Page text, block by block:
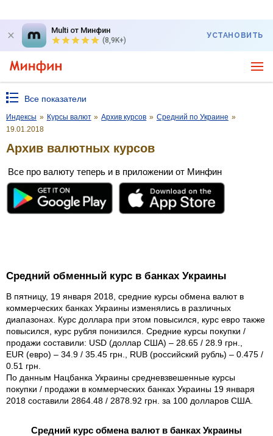
Multi от Минфин
(8,9K+)
УСТАНОВИТЬ
Все показатели
Индексы » Курсы валют » Архив курсов » Средний по Украине »
19.01.2018
Архив валютных курсов
Все про валюту теперь и в приложении от Минфин
Средний обменный курс в банках Украины
В пятницу, 19 января 2018, средние курсы обмена валют в
коммерческих банках Украины изменялись в различных
диапазонах. Курс доллара при этом повысился, курс евро также
повысился, курс рубля понизился. Средние курсы покупки /
продажи составили: USD (доллар США) – 28.65 / 28.9 грн.,
EUR (евро) – 34.9 / 35.45 грн., RUB (российский рубль) – 0.475 /
0.51 грн.
По данным Нацбанка Украины средневзвешенные курсы
покупки / продажи в коммерческих банках Украины 19 января
2018 составили 2864.48 / 2878.92 грн. за 100 долларов США.
Средний курс обмена валют в банках Украины